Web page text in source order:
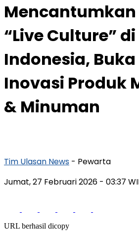
“Live Culture” di
Indonesia,
Inovasi Produk
& Minuman
Tim Ulasan News - Pewarta
Jumat, 27 Februari 2026 - 03:37
URL berhasil dicopy